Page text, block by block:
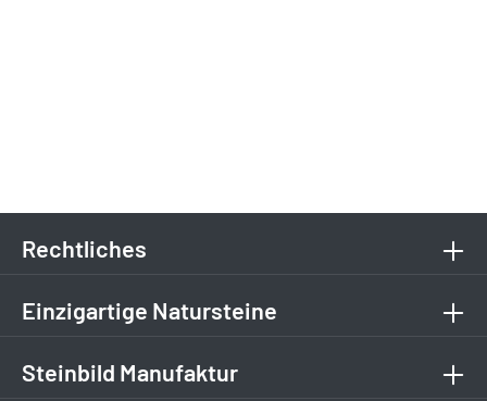
Rechtliches
Einzigartige Natursteine
Steinbild Manufaktur